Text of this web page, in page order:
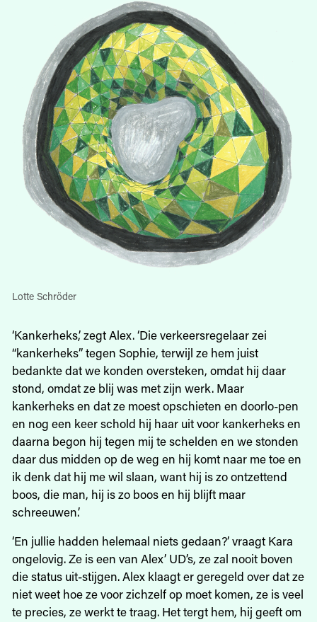
Lotte Schröder
‘Kankerheks,’ zegt Alex. ‘Die verkeersregelaar zei
“kankerheks” tegen Sophie, terwijl ze hem juist
bedankte dat we konden oversteken, omdat hij daar
stond, omdat ze blij was met zijn werk. Maar
kankerheks en dat ze moest opschieten en doorlo-pen
en nog een keer schold hij haar uit voor kankerheks en
daarna begon hij tegen mij te schelden en we stonden
daar dus midden op de weg en hij komt naar me toe en
ik denk dat hij me wil slaan, want hij is zo ontzettend
boos, die man, hij is zo boos en hij blijft maar
schreeuwen.’
‘En jullie hadden helemaal niets gedaan?’ vraagt Kara
ongelovig. Ze is een van Alex’ UD’s, ze zal nooit boven
die status uit-stijgen. Alex klaagt er geregeld over dat ze
niet weet hoe ze voor zichzelf op moet komen, ze is veel
te precies, ze werkt te traag. Het tergt hem, hij geeft om